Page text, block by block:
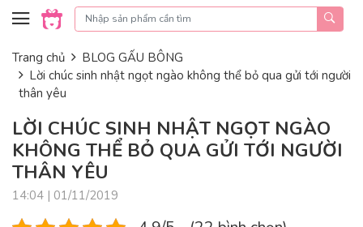
Skip to content
Trang chủ
BLOG GẤU BÔNG
Lời chúc sinh nhật ngọt ngào không thể bỏ qua gửi tới người
thân yêu
LỜI CHÚC SINH NHẬT NGỌT NGÀO
KHÔNG THỂ BỎ QUA GỬI TỚI NGƯỜI
THÂN YÊU
14:04 | 01/11/2019